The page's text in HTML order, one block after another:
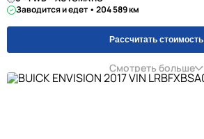
Заводится и едет • 204 589 км
Рассчитать стоимость
Смотреть больше